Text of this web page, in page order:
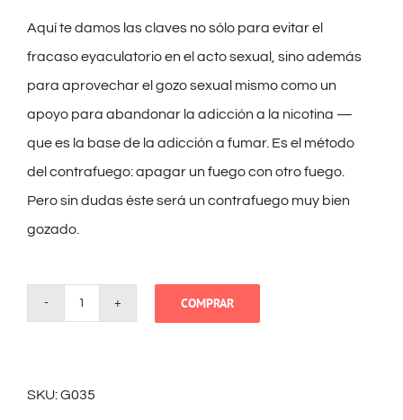
Aquí te damos las claves no sólo para evitar el
fracaso eyaculatorio en el acto sexual, sino además
para aprovechar el gozo sexual mismo como un
apoyo para abandonar la adicción a la nicotina —
que es la base de la adicción a fumar. Es el método
del contrafuego: apagar un fuego con otro fuego.
Pero sin dudas éste será un contrafuego muy bien
gozado.
o
COMPRAR
SKU:G035